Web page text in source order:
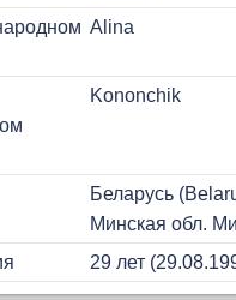
Alina
Kononchik
Беларусь
Минская обл.
29 лет